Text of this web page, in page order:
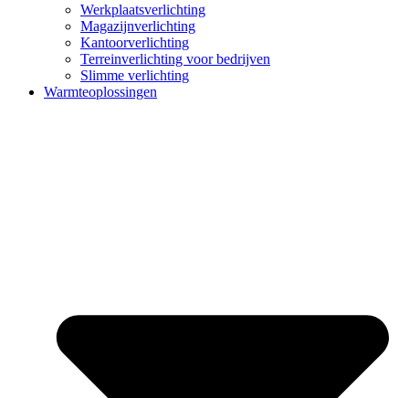
Werkplaatsverlichting
Magazijnverlichting
Kantoorverlichting
Terreinverlichting voor bedrijven
Slimme verlichting
Warmteoplossingen